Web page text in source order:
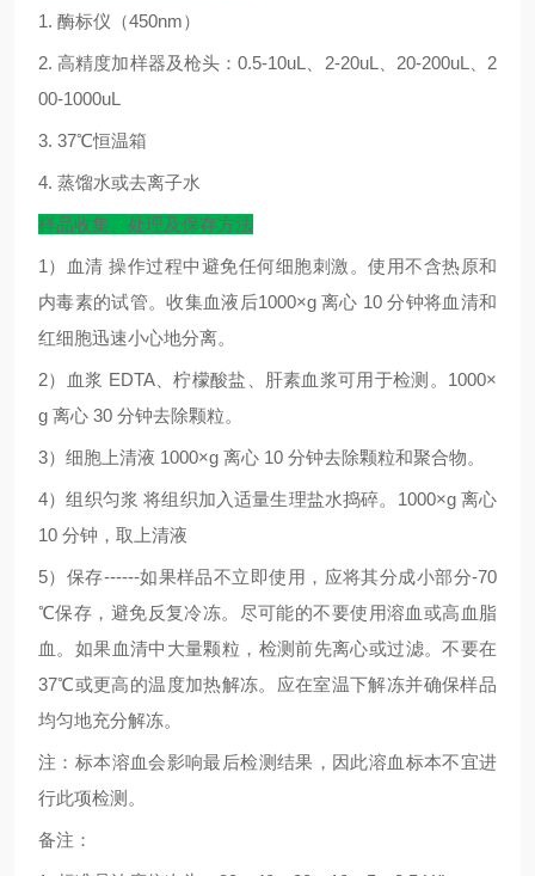
1. 酶标仪（450nm）
2.高精度加样器及枪头：0.5-10uL 2-20uL 20-200uL
2
00-1000uL
3. 37℃恒温箱
4. 蒸馏水或去离子水
样品收集、处理及保存方法
1 ）血清 操作过程中避免任何细胞刺激。使用不含热原和
内毒素的试管。收集血液后1000×g离心 10分钟将血清和
红细胞迅速小心地分离。
2）血浆 EDTA、柠檬酸盐、肝素血浆可用于检测。 1000×
g 离心 30 分钟去除颗粒。
3）细胞上清液 1000×g 离心 10 分钟去除颗粒和聚合物。
4）组织匀浆 将组织加入适量生理盐水捣碎。 1000×g 离心
10 分钟，取上清液
5）保存------如果样品不立即使用，应将其分成小部分-70
℃保存，避免反复冷冻。尽可能的不要使用溶血或高血脂
血。如果血清中大量颗粒，检测前先离心或过滤。不要在
37℃或更高的温度加热解冻。应在室温下解冻并确保样品
均匀地充分解冻。
注：标本溶血会影响最后检测结果，因此溶血标本不宜进
行此项检测。
备注：